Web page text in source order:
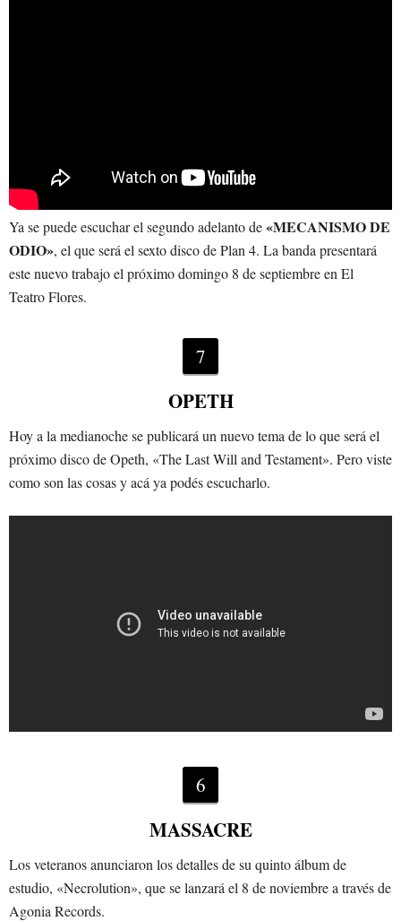
Ya se puede escuchar el segundo adelanto de«MECANISMO DE
ODIO», el que será el sexto disco de Plan 4. La banda presentará
este nuevo trabajo el próximo domingo 8 de septiembre en El
Teatro Flores.
7
OPETH
Hoy a la medianoche se publicará un nuevo tema de lo que será el
próximo disco de Opeth, «The Last Will and Testament». Pero viste
como son las cosas y acá ya podés escucharlo.
6
MASSACRE
Los veteranos anunciaron los detalles de su quinto álbum de
estudio, «Necrolution», que se lanzará el 8 de noviembre a través de
Agonia Records.